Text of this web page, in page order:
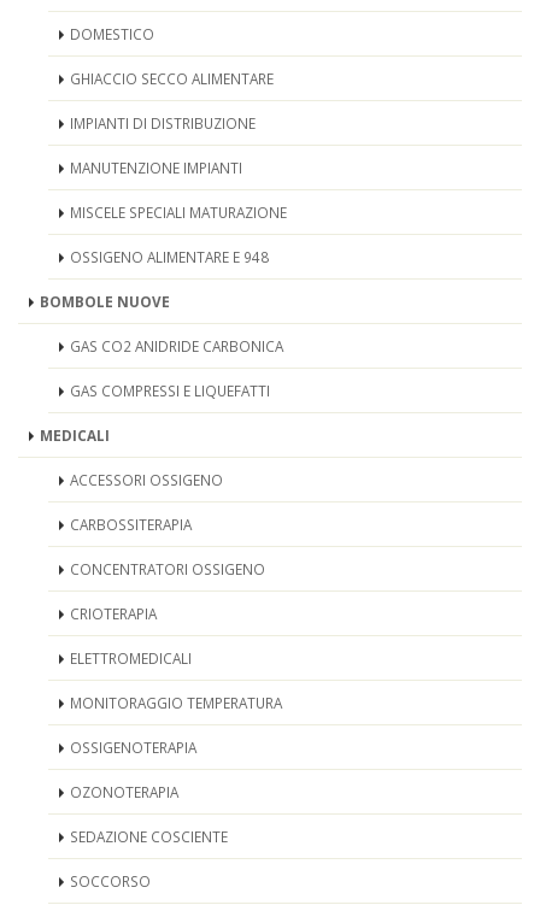
DOMESTICO
GHIACCIO SECCO ALIMENTARE
IMPIANTI DI DISTRIBUZIONE
MANUTENZIONE IMPIANTI
MISCELE SPECIALI MATURAZIONE
OSSIGENO ALIMENTARE E 948
BOMBOLE NUOVE
GAS CO2 ANIDRIDE CARBONICA
GAS COMPRESSI E LIQUEFATTI
MEDICALI
ACCESSORI OSSIGENO
CARBOSSITERAPIA
CONCENTRATORI OSSIGENO
CRIOTERAPIA
ELETTROMEDICALI
MONITORAGGIO TEMPERATURA
OSSIGENOTERAPIA
OZONOTERAPIA
SEDAZIONE COSCIENTE
SOCCORSO